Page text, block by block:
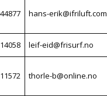
hans-erik@ifriluft.com
leif-eid@frisurf.no
thorle-b@online.no